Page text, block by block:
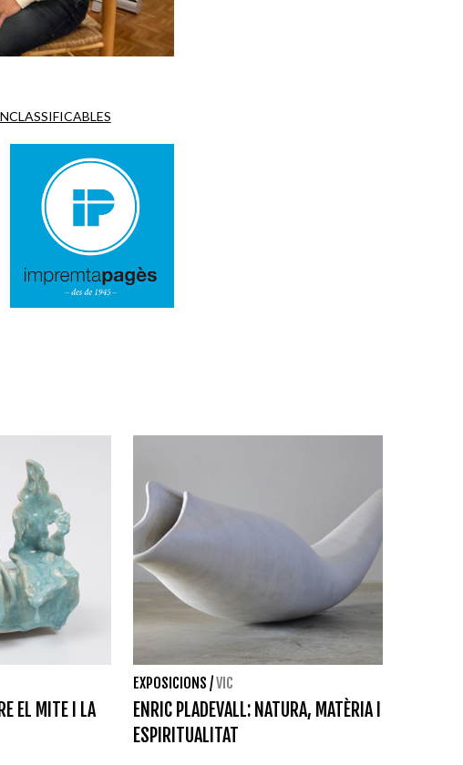
EL MITE I LA
EXPOSICIONS /VIC
ENRIC PLADEVALL: NATURA, MATÈRIA I
ESPIRITUALITAT